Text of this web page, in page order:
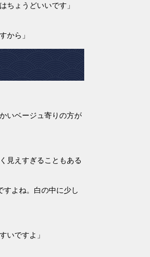
ちょうどいいです」
から」
いベージュ寄りの方が
見えすぎることもある
すよね。白の中に少し
いですよ」